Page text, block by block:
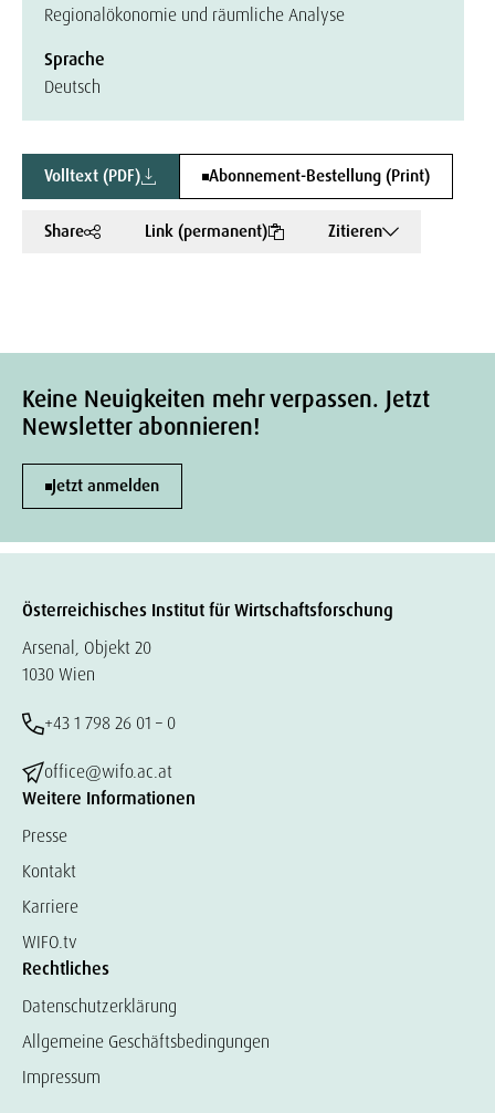
Regionalökonomie und räumliche Analyse
Sprache
Deutsch
Volltext (PDF) Abonnement-Bestellung (Print)
Share Link (permanent) Zitieren
Keine Neuigkeiten mehr verpassen. Jetzt
Newsletter abonnieren!
Jetzt anmelden
Österreichisches Institut für Wirtschaftsforschung
Arsenal, Objekt 20
1030 Wien
+43 1 798 26 01 – 0
office@wifo.ac.at
Weitere Informationen
Presse
Kontakt
Karriere
WIFO.tv
Rechtliches
Datenschutzerklärung
Allgemeine Geschäftsbedingungen
Impressum